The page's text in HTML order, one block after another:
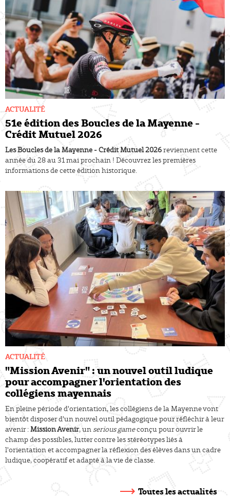
51e édition des Boucles de la Mayenne -
Crédit Mutuel 2026
ACTUALITÉ
Les Boucles de la Mayenne - Crédit Mutuel 2026reviennent cette
année du 28 au 31 mai prochain ! Découvrez les premières
informations de cette édition historique.
"Mission Avenir" : un nouvel outil ludique
pour accompagner l'orientation des
collégiens mayennais
ACTUALITÉ
En pleine période d'orientation, les collégiens de la Mayenne vont
bientôt disposer d'un nouvel outil pédagogique pour réfléchir à leur
avenir :Mission Avenir, un serious gameconçu pour ouvrir le
champ des possibles, lutter contre les stéréotypes liés à
l'orientation et accompagner la réflexion des élèves dans un cadre
ludique, coopératif et adapté à la vie de classe.
Toutes les actualités